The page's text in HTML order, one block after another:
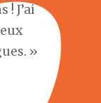
! J’ai
»